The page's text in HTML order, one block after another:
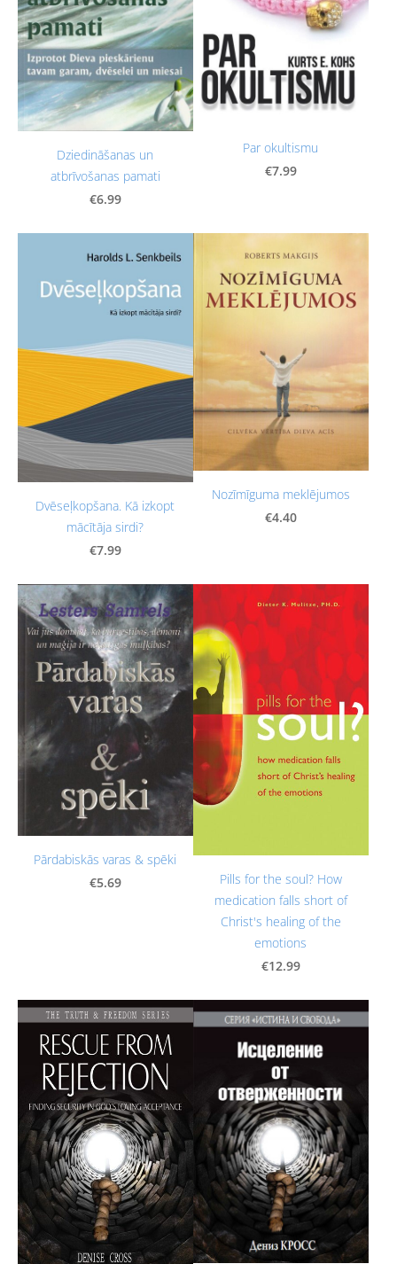
Dziedināšanas un
atbrīvošanas pamati
€6.99
Par okultismu
€7.99
Dvēseļkopšana. Kā izkopt
mācītāja sirdi?
€7.99
Nozīmīguma meklējumos
€4.40
Pārdabiskās varas & spēki
€5.69
Pills for the soul? How
medication falls short of
Christ's healing of the
emotions
€12.99